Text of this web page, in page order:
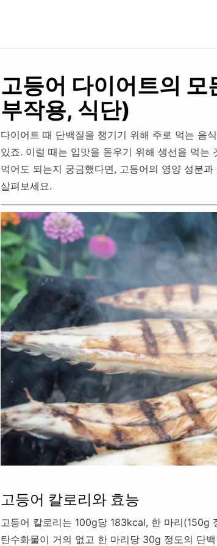
고등어 다이어트의
부작용, 식단)
다이어트 때 단백질을 챙기기 위해 주로 먹는 음
있죠. 이럴 때는 입맛을 돋우기 위해 생선을 먹는
먹어도 되는지 궁금했다면, 고등어의 영양 성분
살펴보세요.
고등어 칼로리와 효능
고등어 칼로리는 100g당 183kcal, 한 마리(150g
탄수화물이 거의 없고 한 마리당 30g 정도의 단